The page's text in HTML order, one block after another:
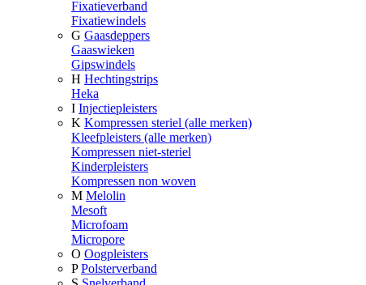
Fixatieverband
Fixatiewindels
G Gaasdeppers
Gaaswieken
Gipswindels
H Hechtingstrips
Heka
I Injectiepleisters
K Kompressen steriel (alle merken)
Kleefpleisters (alle merken)
Kompressen niet-steriel
Kinderpleisters
Kompressen non woven
M Melolin
Mesoft
Microfoam
Micropore
O Oogpleisters
P Polsterverband